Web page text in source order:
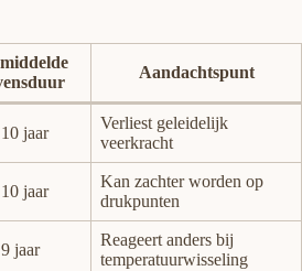
Aandachtspunt
jaar
Verliest geleidelijk
veerkracht
jaar
Kan zachter worden op
drukpunten
jaar
Reageert anders bij
temperatuurwisseling